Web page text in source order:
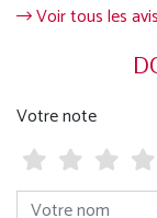
Voir tous les
Votre note
Votre nom